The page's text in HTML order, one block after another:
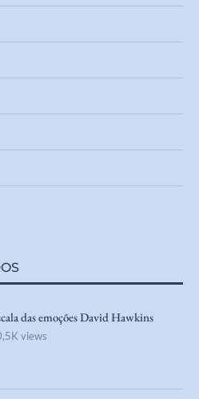
das emoções David Hawkins
views